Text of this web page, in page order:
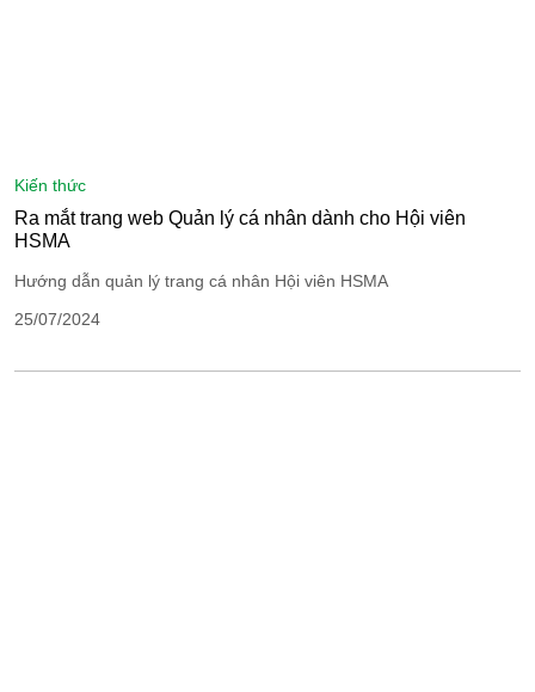
kiến thức
Ra mắt trang web Quản lý cá nhân dành cho Hội viên
HSMA
Hướng dẫn quản lý trang cá nhân Hội viên HSMA
25/07/2024